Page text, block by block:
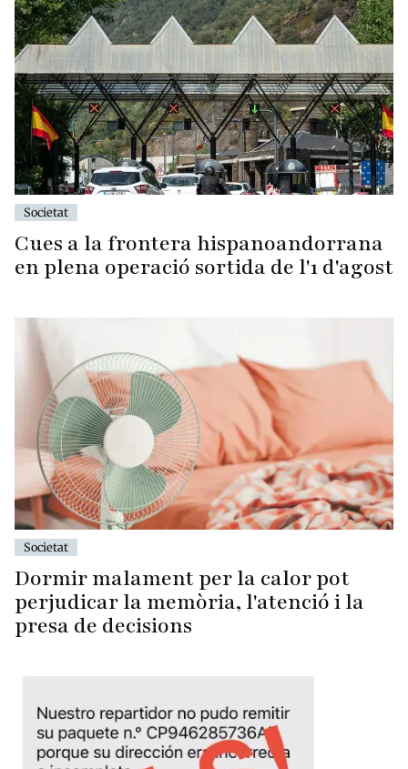
Societat
Cues a la frontera hispanoandorrana
en plena operació sortida de l'1 d'agost
Societat
Dormir malament per la calor pot
perjudicar la memòria, l'atenció i la
presa de decisions